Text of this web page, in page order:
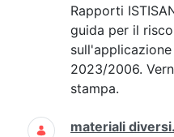
Rapporti
guida per il
2023/2006.
stampa.
materiali